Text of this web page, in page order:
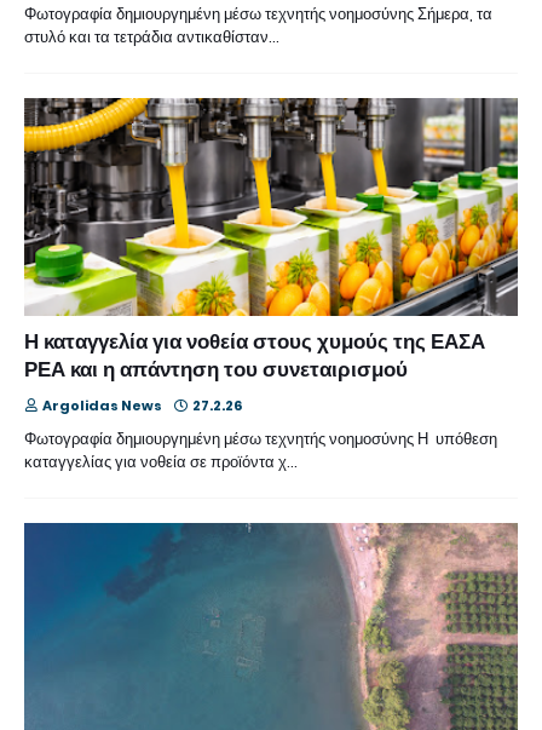
Φωτογραφία δημιουργημένη μέσω τεχνητής νοημοσύνης Σήμερα, τα
στυλό και τα τετράδια αντικαθίσταν…
Η καταγγελία για νοθεία στους χυμούς της ΕΑΣΑ
ΡΕΑ και η απάντηση του συνεταιρισμού
Argolidas News 27.2.26
Φωτογραφία δημιουργημένη μέσω τεχνητής νοημοσύνης Η υπόθεση
καταγγελίας για νοθεία σε προϊόντα χ…